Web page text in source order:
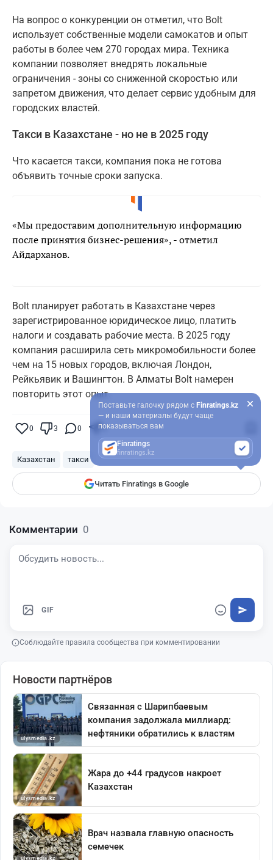
На вопрос о конкуренции он отметил, что Bolt
использует собственные модели самокатов и опыт
работы в более чем 270 городах мира. Техника
компании позволяет внедрять локальные
ограничения - зоны со сниженной скоростью или
запретом движения, что делает сервис удобным для
городских властей.
Такси в Казахстане - но не в 2025 году
Что касается такси, компания пока не готова
объявить точные сроки запуска.
«Мы предоставим дополнительную информацию
после принятия бизнес-решения», - отметил
Айдарханов.
Bolt планирует работать в Казахстане через
зарегистрированное юридическое лицо, платить
налоги и создавать рабочие места. В 2025 году
компания расширила сеть микромобильности более
чем на 15 новых городов, включая Лондон,
Рейкьявик и Вашингтон. В Алматы Bolt намерен
повторить этот опыт.
0 3 0 0
Казахстан такси
Читать Finratings в Google
Поставьте галочку рядом с Finratings.kz
— и наши материалы будут чаще
показываться вам
Finratings
finratings.kz
Комментарии 0
GIF
Соблюдайте правила сообщества при комментировании